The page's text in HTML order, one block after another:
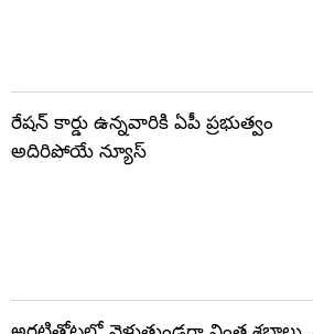
రేషన్ కార్డు ఉన్నవారికి ఏపీ ప్రభుత్వం
అదిరిపోయే న్యూస్